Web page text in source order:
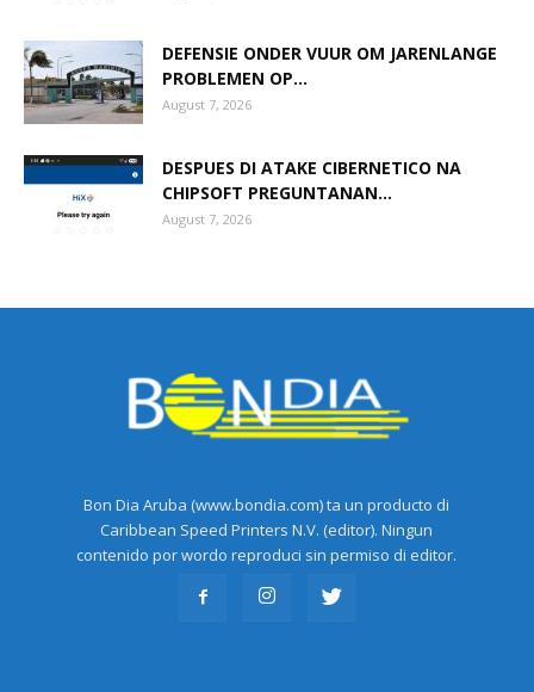
DEFENSIE ONDER VUUR OM JARENLANGE
PROBLEMEN OP...
August 7, 2026
DESPUES DI ATAKE CIBERNETICO NA
CHIPSOFT PREGUNTANAN...
August 7, 2026
Bon Dia Aruba (www.bondia.com) ta un producto di
Caribbean Speed Printers N.V. (editor). Ningun
contenido por wordo reproduci sin permiso di editor.